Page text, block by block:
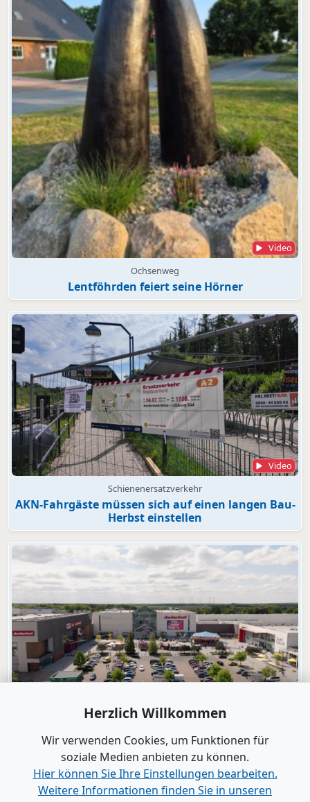
Video
Ochsenweg
Lentföhrden feiert seine Hörner
Video
Schienenersatzverkehr
AKN-Fahrgäste müssen sich auf einen langen Bau-
Herbst einstellen
dodenhof
dodenhof als Arbeitgeber in Kaltenkirchen
Alle Videos anzeigen
Herzlich Willkommen
Wir verwenden Cookies, um Funktionen für
soziale Medien anbieten zu können.
Hier können Sie Ihre Einstellungen bearbeiten.
Weitere Informationen finden Sie in unseren